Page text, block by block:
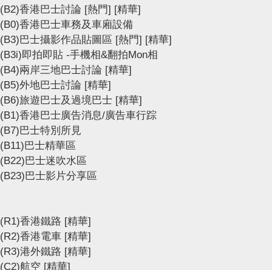
(B2)香港巴士討論 [熱門] [精華]
(B0)香港巴士車務及車廂設備
(B3)巴士攝影作品貼圖區 [熱門] [精華]
(B3i)即拍即貼 -手機相&翻拍Mon相
(B4)兩岸三地巴士討論 [精華]
(B5)外地巴士討論 [精華]
(B6)旅遊巴士及過境巴士 [精華]
(B1)香港巴士廣告消息/廣告車行踪
(B7)巴士特別所見
(B11)巴士精華區
(B22)巴士迷吹水區
(B23)巴士影片分享區
(R1)香港鐵路 [精華]
(R2)香港電車 [精華]
(R3)港外鐵路 [精華]
(C2)航空 [精華]